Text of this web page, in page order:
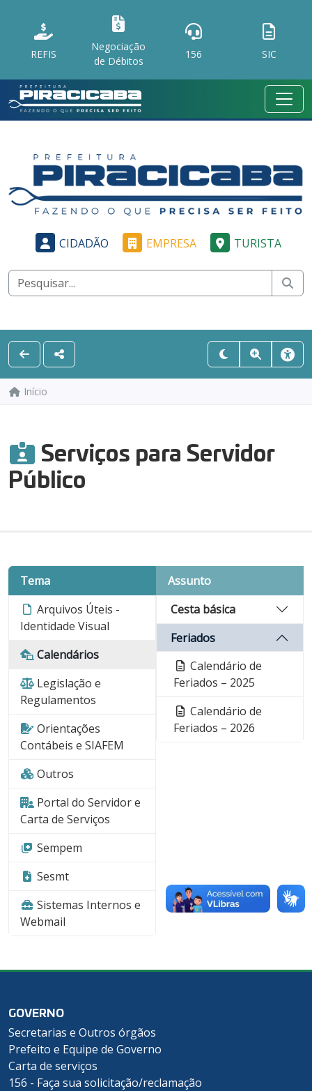
REFIS
Negociação
de Débitos
156 SIC
CIDADÃO EMPRESA TURISTA
Início
Serviços para Servidor
Público
Tema
Arquivos Úteis -
Identidade Visual
Calendários
Legislação e
Regulamentos
Orientações
Contábeis e SIAFEM
Outros
Portal do Servidor e
Carta de Serviços
Sempem
Sesmt
Sistemas Internos e
Webmail
Assunto
Cesta básica
Feriados
Calendário de
Feriados – 2025
Calendário de
Feriados – 2026
GOVERNO
Secretarias e Outros órgãos
Prefeito e Equipe de Governo
Carta de serviços
156 - Faça sua solicitação/reclamação